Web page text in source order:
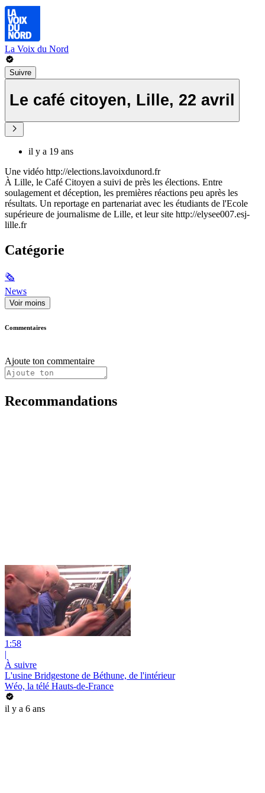
La Voix du Nord
Suivre
Le café citoyen, Lille, 22 avril
il y a 19 ans
Une vidéo http://elections.lavoixdunord.fr
À Lille, le Café Citoyen a suivi de près les élections. Entre
soulagement et déception, les premières réactions peu après les
résultats. Un reportage en partenariat avec les étudiants de l'Ecole
supérieure de journalisme de Lille, et leur site http://elysee007.esj-
lille.fr
Catégorie
🗞
News
Voir moins
Commentaires
Ajoute ton commentaire
Recommandations
1:58
|
À suivre
L'usine Bridgestone de Béthune, de l'intérieur
Wéo, la télé Hauts-de-France
il y a 6 ans